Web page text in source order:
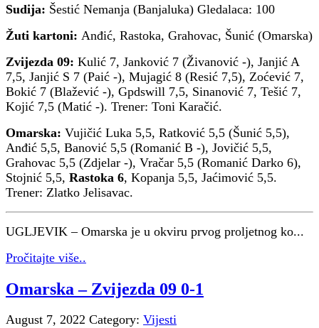
Sudija: Šestić Nemanja (Banjaluka) Gledalaca: 100
Žuti kartoni: Anđić, Rastoka, Grahovac, Šunić (Omarska)
Zvijezda 09: Kulić 7, Janković 7 (Živanović -), Janjić A
7,5, Janjić S 7 (Paić -), Mujagić 8 (Resić 7,5), Zoćević 7,
Bokić 7 (Blažević -), Gpdswill 7,5, Sinanović 7, Tešić 7,
Kojić 7,5 (Matić -). Trener: Toni Karačić.
Omarska: Vujičić Luka 5,5, Ratković 5,5 (Šunić 5,5),
Anđić 5,5, Banović 5,5 (Romanić B -), Jovičić 5,5,
Grahovac 5,5 (Zdjelar -), Vračar 5,5 (Romanić Darko 6),
Stojnić 5,5, Rastoka 6, Kopanja 5,5, Jaćimović 5,5.
Trener: Zlatko Jelisavac.
UGLJEVIK – Omarska je u okviru prvog proljetnog ko...
Pročitajte više..
Omarska – Zvijezda 09 0-1
August 7, 2022 Category: Vijesti